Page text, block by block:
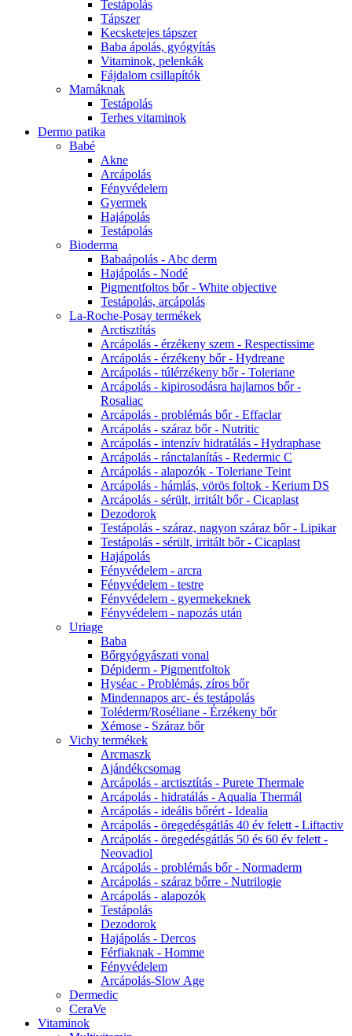
Testápolás
Tápszer
Kecsketejes tápszer
Baba ápolás, gyógyítás
Vitaminok, pelenkák
Fájdalom csillapítók
Mamáknak
Testápolás
Terhes vitaminok
Dermo patika
Babé
Akne
Arcápolás
Fényvédelem
Gyermek
Hajápolás
Testápolás
Bioderma
Babaápolás - Abc derm
Hajápolás - Nodé
Pigmentfoltos bőr - White objective
Testápolás, arcápolás
La-Roche-Posay termékek
Arctisztítás
Arcápolás - érzékeny szem - Respectissime
Arcápolás - érzékeny bőr - Hydreane
Arcápolás - túlérzékeny bőr - Toleriane
Arcápolás - kipirosodásra hajlamos bőr -
Rosaliac
Arcápolás - problémás bőr - Effaclar
Arcápolás - száraz bőr - Nutritic
Arcápolás - intenzív hidratálás - Hydraphase
Arcápolás - ránctalanítás - Redermic C
Arcápolás - alapozók - Toleriane Teint
Arcápolás - hámlás, vörös foltok - Kerium DS
Arcápolás - sérült, irritált bőr - Cicaplast
Dezodorok
Testápolás - száraz, nagyon száraz bőr - Lipikar
Testápolás - sérült, irritált bőr - Cicaplast
Hajápolás
Fényvédelem - arcra
Fényvédelem - testre
Fényvédelem - gyermekeknek
Fényvédelem - napozás után
Uriage
Baba
Bőrgyógyászati vonal
Dépiderm - Pigmentfoltok
Hyséac - Problémás, zíros bőr
Mindennapos arc- és testápolás
Toléderm/Roséliane - Érzékeny bőr
Xémose - Száraz bőr
Vichy termékek
Arcmaszk
Ajándékcsomag
Arcápolás - arctisztítás - Purete Thermale
Arcápolás - hidratálás - Aqualia Thermál
Arcápolás - ideális bőrért - Idealia
Arcápolás - öregedésgátlás 40 év felett - Liftactiv
Arcápolás - öregedésgátlás 50 és 60 év felett -
Neovadiol
Arcápolás - problémás bőr - Normaderm
Arcápolás - száraz bőrre - Nutrilogie
Arcápolás - alapozók
Testápolás
Dezodorok
Hajápolás - Dercos
Férfiaknak - Homme
Fényvédelem
Arcápolás-Slow Age
Dermedic
CeraVe
Vitaminok